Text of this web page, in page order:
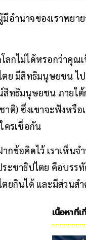
อำนาจของเราพยา
ลกไม่ได้หรอกว่าคุณ
ตย มีสิทธิมนุษยชน ไ
ทธิมนุษยชน ภายใต้
ติ) ซึ่งเขาจะฟังหรื
ครเชื่อกัน
กข้อคิดไว้ เราเห็น
ะชาธิปไตย คือบรร
ตยกินได้ และมีส่วนส
เนื้อหาที่